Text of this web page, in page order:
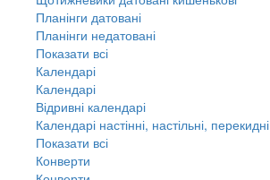
Планінги датовані
Планінги недатовані
Показати всі
Календарі
Календарі
Відривні календарі
Календарі настінні, настільні, перекидні
Показати всі
Конверти